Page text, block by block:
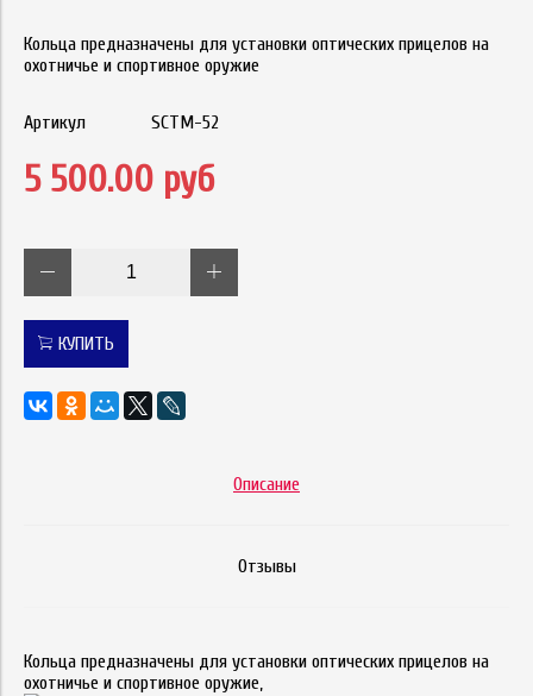
Кольца предназначены для установки оптических прицелов на
охотничье и спортивное оружие
Артикул SCTM-52
5 500.00 руб
КУПИТЬ
Описание
Отзывы
Кольца предназначены для установки оптических прицелов на
охотничье и спортивное оружие,